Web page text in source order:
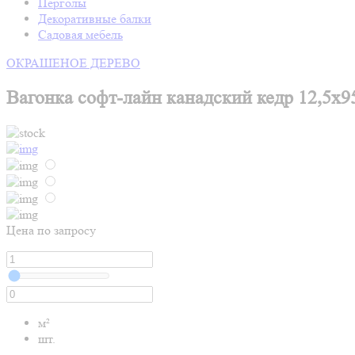
Декоративные балки
Садовая мебель
ОКРАШЕНОЕ ДЕРЕВО
Вагонка софт-лайн канадский кедр
Цена по запросу
м²
шт.